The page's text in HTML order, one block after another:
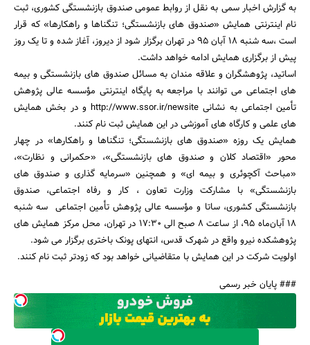
جستجو
به گزارش اخبار سمی به نقل از روابط عمومی صندوق بازنشستگی کشوری، ثبت
نام اینترنتی همایش «صندوق های بازنشستگی؛ تنگناها و راهکارها» که قرار
است ،سه شنبه 18 آبان 95 در تهران برگزار شود از دیروز، آغاز شده و تا یک روز
پیش از برگزاری همایش ادامه خواهد داشت.
اساتید، پژوهشگران و علاقه مندان به مسائل صندوق های بازنشستگی و بیمه
های اجتماعی می توانند با مراجعه به پایگاه اینترنتی مؤسسه عالی پژوهش
تأمین اجتماعی به نشانی http://www.ssor.ir/newsite و در بخش همایش
های علمی و کارگاه های آموزشی در این همایش ثبت نام کنند.
همایش یک روزه «صندوق های بازنشستگی؛ تنگناها و راهکارها» در چهار
محور «اقتصاد کلان و صندوق های بازنشستگی»، «حکمرانی و نظارت»،
«مباحث آکچوئری و بیمه ای» و همچنین «سرمایه گذاری و صندوق های
بازنشستگی» با مشارکت وزارت تعاون ، کار و رفاه اجتماعی، صندوق
بازنشستگی کشوری، ساتا و مؤسسه عالی پژوهش تأمین اجتماعی سه شنبه
18 آبان‌ماه 95، از ساعت 8 صبح الی 17:30 در تهران، محل مرکز همایش های
پژوهشکده نیرو واقع در شهرک قدس، انتهای پونک باختری برگزار می شود.
اولویت شرکت در این همایش با متقاضیانی خواهد بود که زودتر ثبت نام کنند.
### پایان خبر رسمی